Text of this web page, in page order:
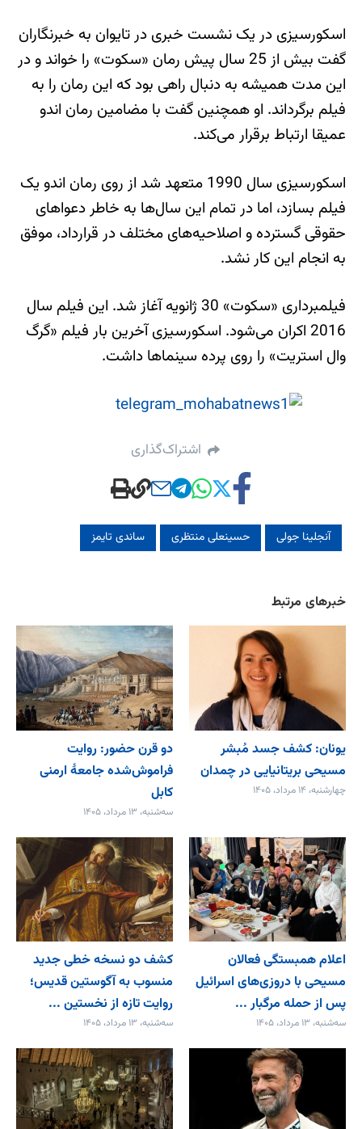
اسکورسیزی در یک نشست خبری در تایوان به خبرنگاران
گفت بیش از 25 سال پیش رمان «سکوت» را خواند و در
این مدت همیشه به دنبال راهی بود که این رمان را به
فیلم برگرداند. او همچنین گفت با مضامین رمان اندو
عمیقا ارتباط برقرار می‌کند.
اسکورسیزی سال 1990 متعهد شد از روی رمان اندو یک
فیلم بسازد، اما در تمام این سال‌ها به خاطر دعواهای
حقوقی گسترده و اصلاحیه‌های مختلف در قرارداد، موفق
به انجام این کار نشد.
فیلمبرداری «سکوت» 30 ژانویه آغاز شد. این فیلم سال
2016 اکران می‌شود. اسکورسیزی آخرین بار فیلم «گرگ
وال استریت» را روی پرده سینماها داشت.
اشتراک‌گذاری
آنجلینا جولی حسینعلی منتظری ساندی تایمز
خبرهای مرتبط
یونان: کشف جسد مُبشر
مسیحی بریتانیایی در چمدان
چهارشنبه، ۱۴ مرداد، ۱۴۰۵
دو قرن حضور: روایت
فراموش‌شده جامعۀ ارمنی
کابل
سه‌شنبه، ۱۳ مرداد، ۱۴۰۵
اعلام همبستگی فعالان
مسیحی با دروزی‌های اسرائیل
پس از حمله مرگبار ...
سه‌شنبه، ۱۳ مرداد، ۱۴۰۵
کشف دو نسخه خطی جدید
منسوب به آگوستین قدیس؛
روایت تازه از نخستین ...
سه‌شنبه، ۱۳ مرداد، ۱۴۰۵